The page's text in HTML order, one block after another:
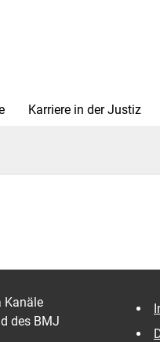
Karriere in der Justiz
Kanäle
des BMJ